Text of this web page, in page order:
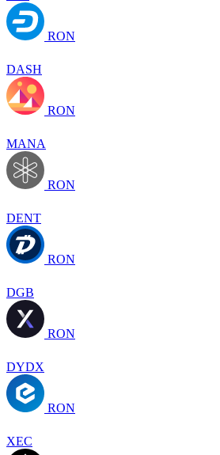
RON
DASH
RON
MANA
RON
DENT
RON
DGB
RON
DYDX
RON
XEC